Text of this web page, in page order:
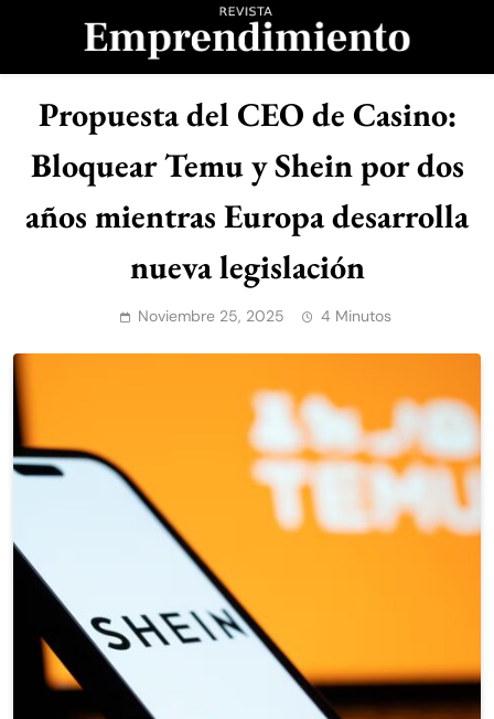
Revista
Emprendimiento
Propuesta del CEO de Casino:
Bloquear Temu y Shein por dos
años mientras Europa desarrolla
nueva legislación
Noviembre 25, 2025 4 Minutos